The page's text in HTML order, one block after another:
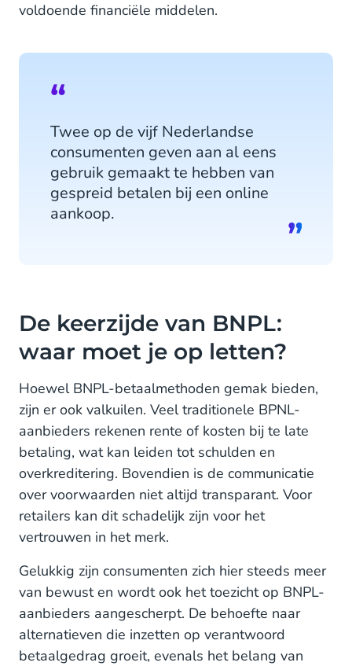
voldoende financiële middelen.
Twee op de vijf Nederlandse
consumenten geven aan al eens
gebruik gemaakt te hebben van
gespreid betalen bij een online
aankoop.
De keerzijde van BNPL:
waar moet je op letten?
Hoewel BNPL-betaalmethoden gemak bieden,
zijn er ook valkuilen. Veel traditionele BPNL-
aanbieders rekenen rente of kosten bij te late
betaling, wat kan leiden tot schulden en
overkreditering. Bovendien is de communicatie
over voorwaarden niet altijd transparant. Voor
retailers kan dit schadelijk zijn voor het
vertrouwen in het merk.
Gelukkig zijn consumenten zich hier steeds meer
van bewust en wordt ook het toezicht op BNPL-
aanbieders aangescherpt. De behoefte naar
alternatieven die inzetten op verantwoord
betaalgedrag groeit, evenals het belang van